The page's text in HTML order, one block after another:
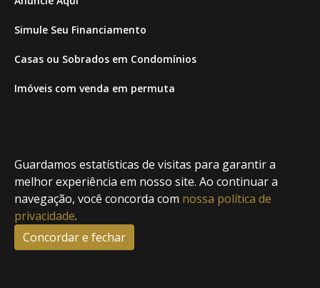
Guardamos estatísticas de visitas para garantir a
melhor experiência em nosso site. Ao continuar a
navegação, você concorda com nossa política de
privacidade.
Concordar e fechar
Simule Seu Financiamento
Casas ou Sobrados em Condomínios
Imóveis com venda em permuta
Casa com piscina
Apartamento com piscina
Condomínio fechado